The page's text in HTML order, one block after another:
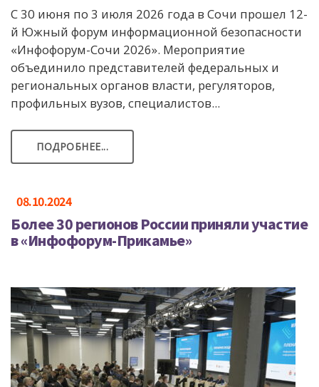
С 30 июня по 3 июля 2026 года в Сочи прошел 12-
й Южный форум информационной безопасности
«Инфофорум-Сочи 2026». Мероприятие
объединило представителей федеральных и
региональных органов власти, регуляторов,
профильных вузов, специалистов...
ПОДРОБНЕЕ...
08.10.2024
Более 30 регионов России приняли участие
в «Инфофорум-Прикамье»